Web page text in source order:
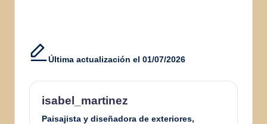
Última actualización el 01/07/2026
isabel_martinez
Paisajista y diseñadora de exteriores,